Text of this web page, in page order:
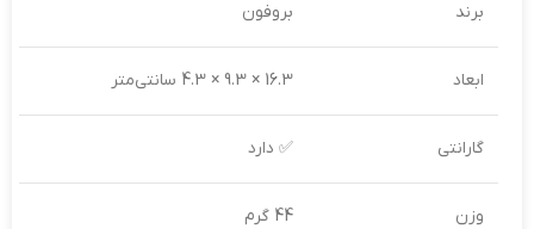
برند بروفون
ابعاد 16.3 × 9.3 × 4.3 سانتی‌متر
گارانتی ✅ دارد
وزن 44 گرم